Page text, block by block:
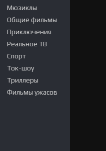
Мюзиклы
Общие фильмы
Приключения
Реальное ТВ
Спорт
Ток-шоу
Триллеры
Фильмы ужасов